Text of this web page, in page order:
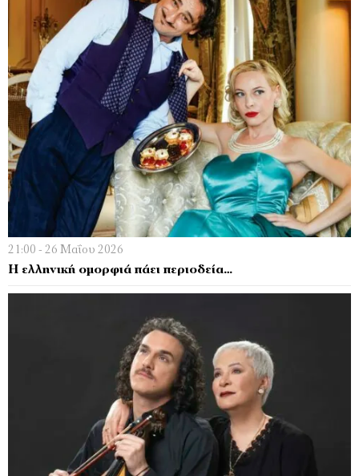
21:00 - 26 Μαΐου 2026
Η ελληνική οµορφιά πάει περιοδεία…